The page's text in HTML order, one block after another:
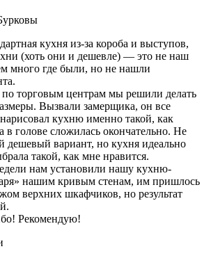
кухня из-за короба и выступов,
(хоть они и дешевле) — это не наш
много где были, но не нашли
по торговым центрам мы решили делать
Вызвали замерщика, он все
кухню именно такой, как
в голове сложилась окончательно. Не
дешевый вариант, но кухня идеально
такой, как мне нравится.
нам установили нашу кухню-
нашим кривым стенам, им пришлось
верхних шкафчиков, но результат
Рекомендую!